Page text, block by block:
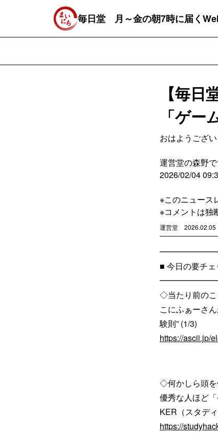
毎日堂 月～金の朝7時に届く
【毎
「ゲー
おはようござい
運営堂の森野で
2026/02/04
※このニュース
※コメントは独
運営堂 2026.02.05
■ 今日の要チ
◇当たり前のこ
こにふぁーさ
験則” (1/3)
https://ascii.jp/
◇何かしら頭を
優秀な人ほど
KER（スタデ
https://